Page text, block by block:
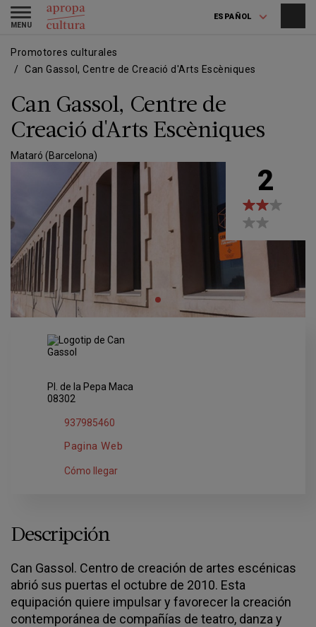
Pasar
contenido
Skip
main
ESPAÑOL
Toggle
navigation
Promotores culturales
Can Gassol, Centre de Creació d'Arts Escèniques
Can Gassol, Centre de
Creació d'Arts Escèniques
Mataró (Barcelona)
2
Pl. de la Pepa Maca
08302
937985460
Pagina Web
Cómo llegar
Descripción
Can Gassol. Centro de creación de artes escénicas
abrió sus puertas el octubre de 2010. Esta
equipación quiere impulsar y favorecer la creación
contemporánea de compañías de teatro, danza y